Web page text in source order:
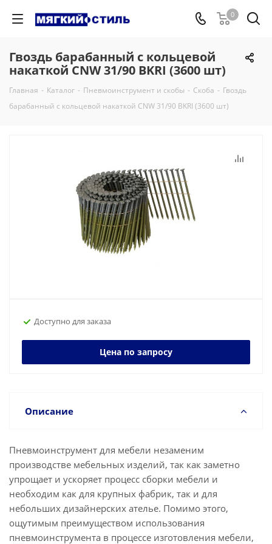
0
Гвоздь барабанный с кольцевой
накаткой CNW 31/90 BKRI (3600 шт)
Главная - Каталог - Пневмоинструмент и скобы - Скоба - Гвоздь
барабанный с кольцевой накаткой CNW 31/90 BKRI (3600 шт)
Доступно для заказа
Цена по запросу
Описание
Пневмоинструмент для мебели незаменим
производстве мебельных изделий, так как заметно
упрощает и ускоряет процесс сборки мебели и
необходим как для крупных фабрик, так и для
небольших дизайнерских ателье. Помимо этого,
ощутимым преимуществом использования
пневмоинструмента в процессе изготовления мебели,